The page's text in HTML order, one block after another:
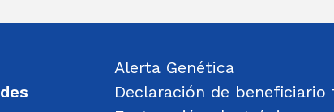
Alerta Genética
Declaración de beneficiario